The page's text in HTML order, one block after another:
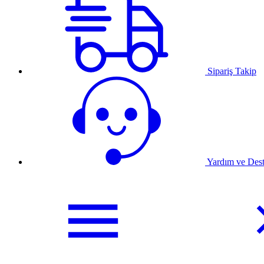
Sipariş Takip
Yardım ve